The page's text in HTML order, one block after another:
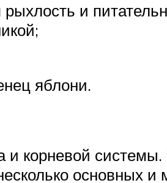
и
яблони.
корневой
основных и